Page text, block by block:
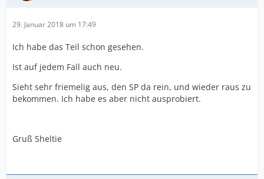
29. Januar 2018 um 17:49
Ich habe das Teil schon gesehen.
Ist auf jedem Fall auch neu.
Sieht sehr friemelig aus, den SP da rein, und wieder raus zu
bekommen. Ich habe es aber nicht ausprobiert.
Gruß Sheltie